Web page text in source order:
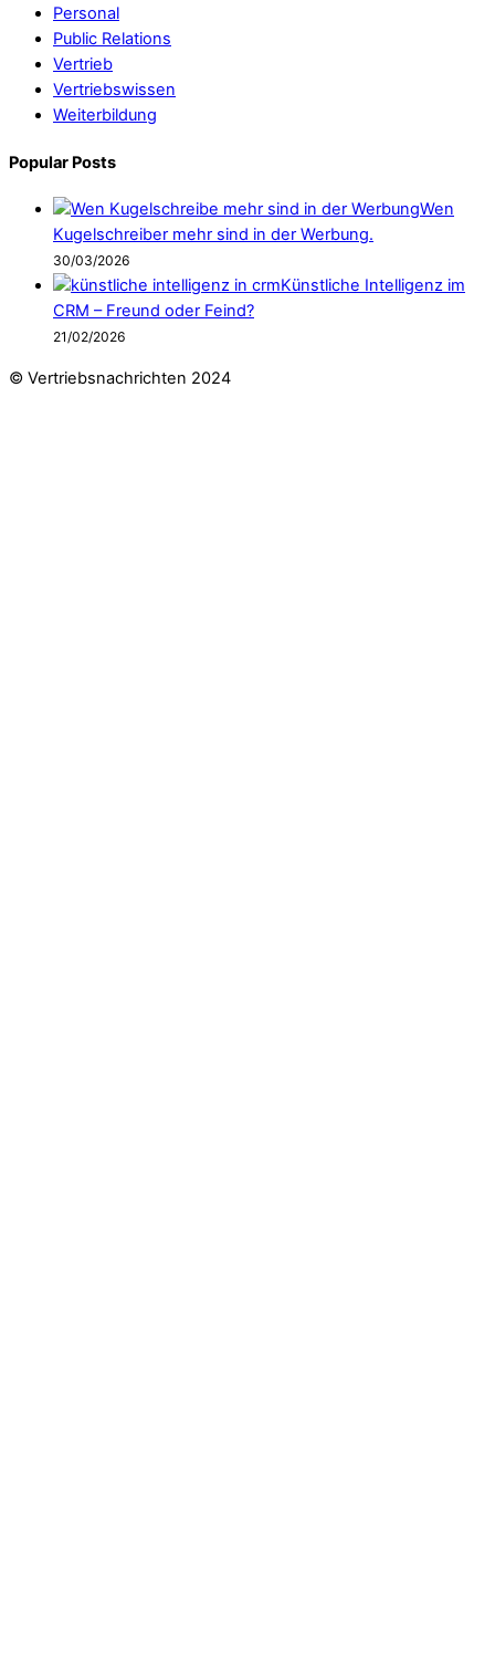
Personal
Public Relations
Vertrieb
Vertriebswissen
Weiterbildung
Popular Posts
Wen
Kugelschreiber mehr sind in der Werbung.
30/03/2026
Künstliche Intelligenz im
CRM – Freund oder Feind?
21/02/2026
© Vertriebsnachrichten 2024